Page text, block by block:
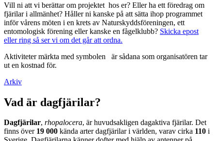
Vill ni att vi berättar om projektet hos er? Eller ha ett föredrag om
fjärilar i allmänhet? Håller ni kanske på att sätta ihop programmet
inför vårens möten i en krets av Naturskyddsföreningen, ett
entomologisk förening eller kanske en fågelklubb? Skicka epost
eller ring så ser vi om det går att ordna.
Aktiviteter märkta med symbolen
är sådana som organisatören tar
ut en kostnad för.
Arkiv
Vad är dagfjärilar?
Dagfjärilar, rhopalocera, är huvudsakligen dagaktiva fjärilar. Det
finns över 19 000 kända arter dagfjärilar i världen, varav cirka 110 i